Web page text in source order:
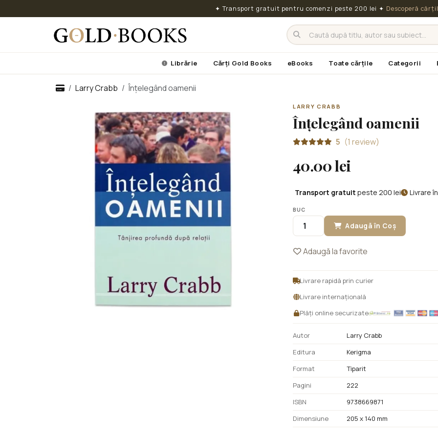
✦ Transport gratuit pentru comenzi peste 200 lei ✦ Descoperă
Librărie Cărți Gold Books eBooks Toate cărțile Categorii
Larry Crabb Înțelegând oamenii
LARRY CRABB
Înțelegând oamenii
5 (1 review)
40.00 lei
Transport gratuit peste 200 lei Livrare
BUC
Adaugă în Coș
Adaugă la favorite
Livrare rapidă prin curier
Livrare internațională
Plăți online securizate
Autor
Larry Crabb
Editura
Kerigma
Format
Tiparit
Pagini
222
ISBN
9738669871
Dimensiune
205 x 140 mm